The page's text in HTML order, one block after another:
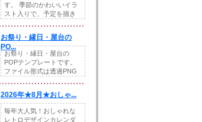
す。 季節のかわいいイラ
スト入りで、予定を描き
お祭り・縁日・屋台の
PO...
お祭り・縁日・屋台の
POPテンプレートです。
ファイル形式は透過PNG
2026年★8月★おしゃ...
毎年大人気！おしゃれな
レトロデザインカレンダ